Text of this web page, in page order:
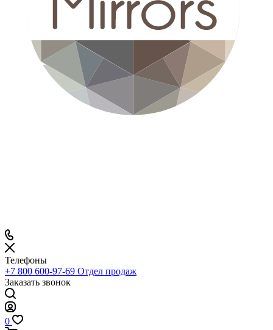
Телефоны
+7 800 600-97-69 Отдел продаж
Заказать звонок
0